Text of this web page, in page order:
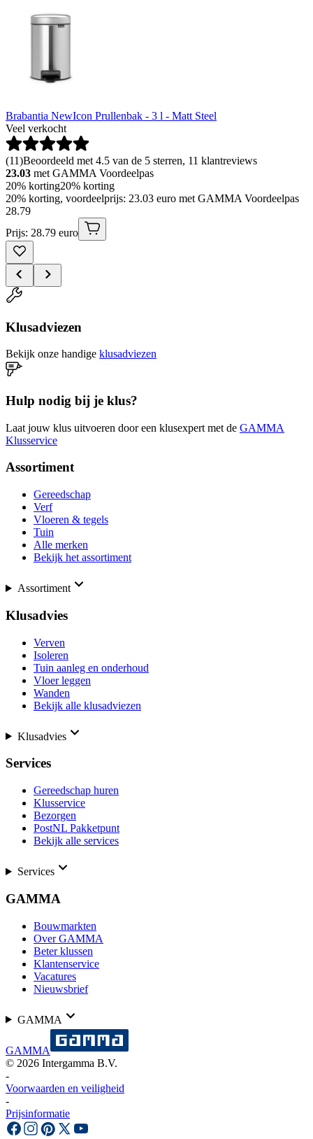
Brabantia NewIcon Prullenbak - 3 l - Matt Steel
Veel verkocht
(11)Beoordeeld met 4.5 van de 5 sterren, 11 klantreviews
23.03 met GAMMA Voordeelpas
20% korting20% korting
20% korting, voordeelprijs: 23.03 euro met GAMMA Voordeelpas
28.79
Prijs: 28.79 euro
Klusadviezen
Bekijk onze handige klusadviezen
Hulp nodig bij je klus?
Laat jouw klus uitvoeren door een klusexpert met de GAMMA
Klusservice
Assortiment
Gereedschap
Verf
Vloeren & tegels
Tuin
Alle merken
Bekijk het assortiment
Assortiment
Klusadvies
Verven
Isoleren
Tuin aanleg en onderhoud
Vloer leggen
Wanden
Bekijk alle klusadviezen
Klusadvies
Services
Gereedschap huren
Klusservice
Bezorgen
PostNL Pakketpunt
Bekijk alle services
Services
GAMMA
Bouwmarkten
Over GAMMA
Beter klussen
Klantenservice
Vacatures
Nieuwsbrief
GAMMA
GAMMA
© 2026 Intergamma B.V.
-
Voorwaarden en veiligheid
-
Prijsinformatie